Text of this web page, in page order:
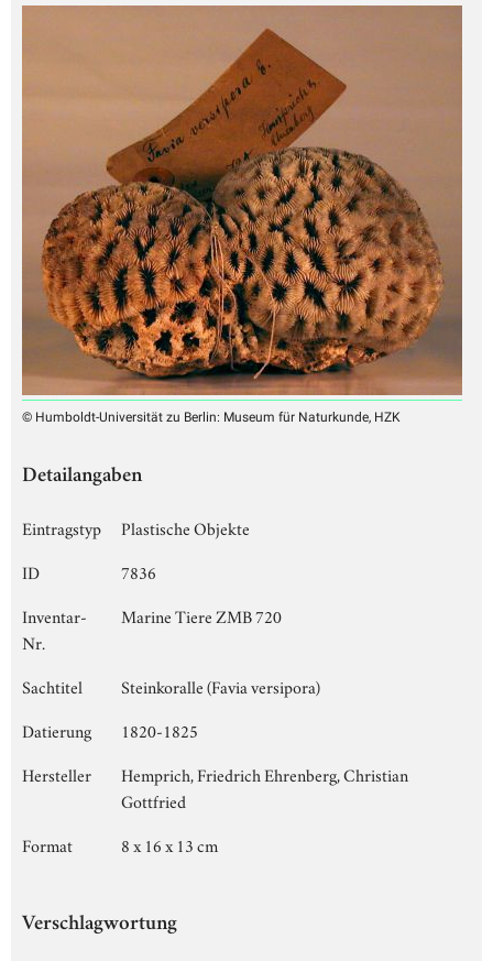
© Humboldt-Universität zu Berlin: Museum für Naturkunde, HZK
Detailangaben
Eintragstyp
Plastische Objekte
ID
7836
Inventar-
Nr.
Marine Tiere ZMB 720
Sachtitel
Steinkoralle (Favia versipora)
Datierung
1820-1825
Hersteller
Hemprich, Friedrich Ehrenberg, Christian
Gottfried
Format
8 x 16 x 13 cm
Verschlagwortung